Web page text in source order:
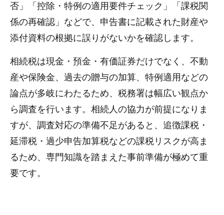
否」「控除・特例の適用要件チェック」「課税関
係の再確認」などで、申告書に記載された財産や
添付資料の根拠に誤りがないかを確認します。
相続税は現金・預金・有価証券だけでなく、不動
産や保険金、過去の贈与の加算、特例適用などの
論点が多岐にわたるため、税務署は幅広い観点か
ら調査を行います。相続人の協力が前提になりま
すが、調査対応の準備不足があると、追徴課税・
延滞税・過少申告加算税などの課税リスクが高ま
るため、専門知識を踏まえた事前準備が極めて重
要です。